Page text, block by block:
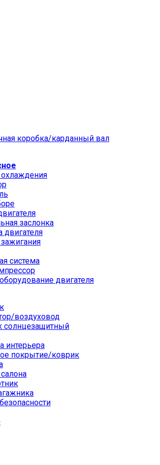
коробка/карданный вал
охлаждения
заслонка
двигателя
система
двигателя
воздуховод
солнцезащитный
интерьера
покрытие/коврик